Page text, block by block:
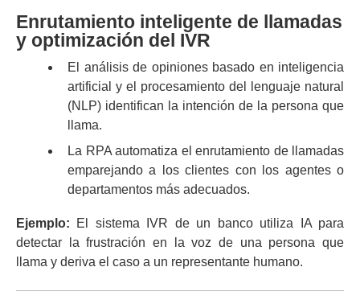
Enrutamiento inteligente de llamadas
y optimización del IVR
El análisis de opiniones basado en inteligencia
artificial y el procesamiento del lenguaje natural
(NLP) identifican la intención de la persona que
llama.
La RPA automatiza el enrutamiento de llamadas
emparejando a los clientes con los agentes o
departamentos más adecuados.
Ejemplo: El sistema IVR de un banco utiliza IA para
detectar la frustración en la voz de una persona que
llama y deriva el caso a un representante humano.